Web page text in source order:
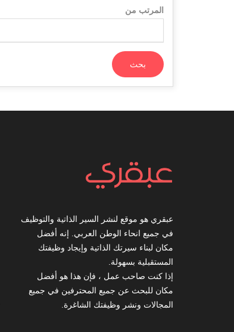
المرتب من
بحث
عبقري هو موقع لنشر السير الذاتية والتوظيف
في جميع انحاء الوطن العربي. إنه أفضل
مكان لبناء سيرتك الذاتية وإيجاد وظيفتك
المستقبلية بسهولة.
إذا كنت صاحب عمل ، فإن هذا هو أفضل
مكان للبحث عن جميع المحترفين في جميع
المجالات ونشر وظيفتك الشاغرة.